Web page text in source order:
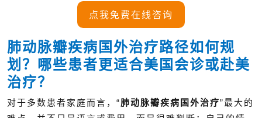
点我免费在线咨询
肺动脉瓣疾病国外治疗路径如何规
划？哪些患者更适合美国会诊或赴美
治疗？
对于多数患者家庭而言，“肺动脉瓣疾病国外治疗”最大的